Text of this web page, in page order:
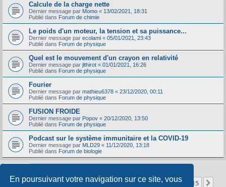
En poursuivant votre navigation sur ce site, vous
Calcule de la charge nette
Dernier message par Momo « 13/02/2021, 18:31
Publié dans Forum de chimie
Le poids d'un moteur, la tension et sa puissance...
Dernier message par ecolami « 05/01/2021, 23:43
Publié dans Forum de physique
Quel est le mouvement d'un crayon en relativité
Dernier message par jlthirot « 01/01/2021, 16:26
Publié dans Forum de physique
Fourier
Dernier message par mathieu6378 « 23/12/2020, 00:11
Publié dans Forum de physique
FUSION FROIDE
Dernier message par Popov « 20/12/2020, 13:50
Publié dans Forum de physique
Podcast sur le système immunitaire et la COVID-19
Dernier message par MLD29 « 11/12/2020, 13:18
Publié dans Forum de biologie
La recherche a retourné 356 résultats Page 1sur15
1 2 3 4 5 … 15